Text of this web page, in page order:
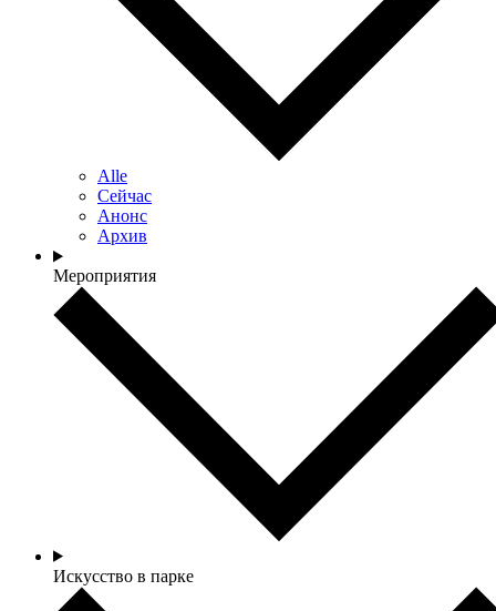
Alle
Сейчас
Анонс
Архив
Мероприятия
Искусство в парке